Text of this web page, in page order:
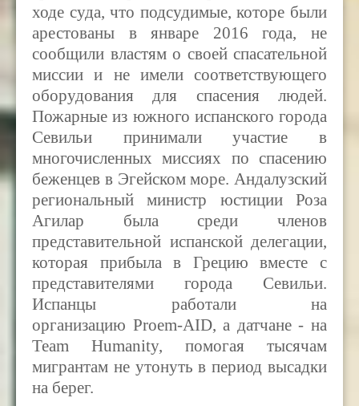
ходе суда, что подсудимые, которе были
арестованы в январе 2016 года, не
сообщили властям о своей спасательной
миссии и не имели соответствующего
оборудования для спасения людей.
Пожарные из южного испанского города
Севильи принимали участие в
многочисленных миссиях по спасению
беженцев в Эгейском море. Андалузский
региональный министр юстиции Роза
Агилар была среди членов
представительной испанской делегации,
которая прибыла в Грецию вместе с
представителями города Севильи.
Испанцы работали на
организацию Proem-AID, а датчане - на
Team Humanity, помогая тысячам
мигрантам не утонуть в период высадки
на берег.